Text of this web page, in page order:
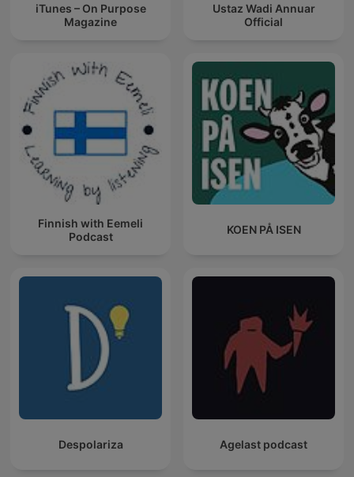
iTunes – On Purpose
Magazine
Ustaz Wadi Annuar
Official
Finnish with Eemeli
Podcast
KOEN PÅ ISEN
Despolariza Agelast podcast